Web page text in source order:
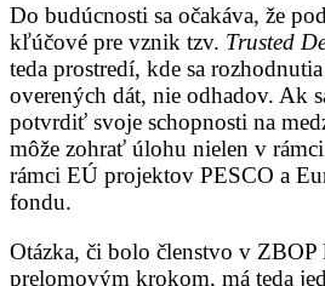
Do budúcnosti sa očakáva, že
kľúčové pre vznik tzv. Trusted
teda prostredí, kde sa
overených dát, nie odhadov. Ak
potvrdiť svoje schopnosti na
môže zohrať úlohu nielen v
rámci EÚ projektov PESCO a
fondu.
Otázka, či bolo členstvo v ZBOP
prelomovým krokom, má teda